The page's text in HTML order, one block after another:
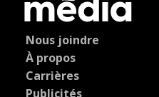
Nous joindre
À propos
Carrières
Publicités